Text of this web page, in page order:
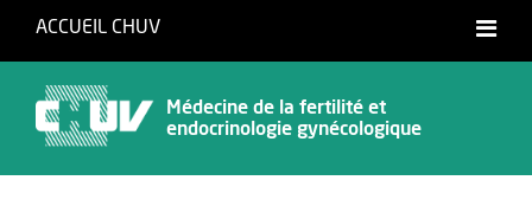
ACCUEIL CHUV
Français
Médecine de la fertilité et
endocrinologie gynécologique